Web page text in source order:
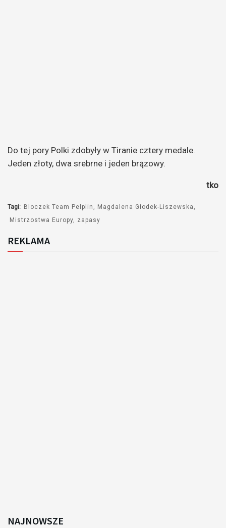
Do tej pory Polki zdobyły w Tiranie cztery medale.
Jeden złoty, dwa srebrne i jeden brązowy.
tko
Tagi: Bloczek Team Pelplin
Magdalena Głodek-Liszewska
Mistrzostwa Europy
zapasy
REKLAMA
NAJNOWSZE